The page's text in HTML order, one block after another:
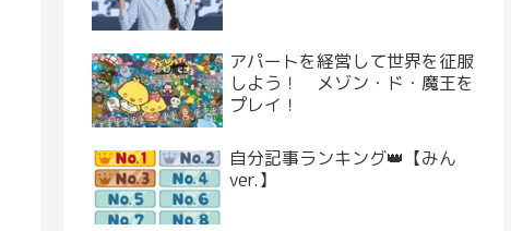
アパートを経営して世界を征服
しよう！ メゾン・ド・魔王を
プレイ！
自分記事ランキング👑【みん
ver.】